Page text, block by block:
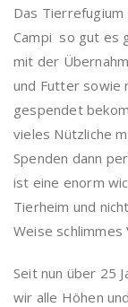
Das
Campi so gut es
mit der
und Futter sowie
gespendet
vieles Nützliche
Spenden dann
ist eine enorm
Tierheim und
Weise
Seit nun über 25
wir alle Höhen